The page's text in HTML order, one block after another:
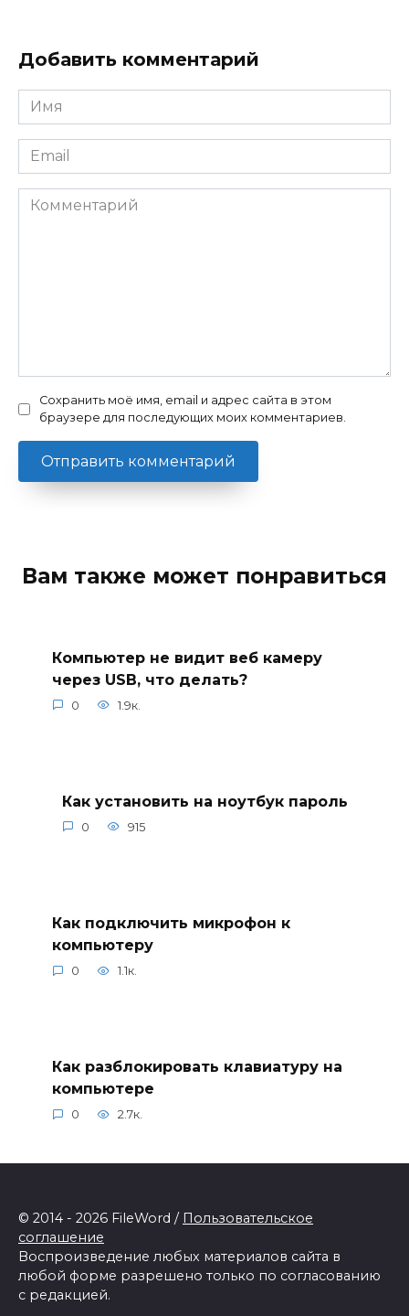
Добавить комментарий
Имя
Email
Комментарий
Сохранить моё имя, email и адрес сайта в этом
браузере для последующих моих комментариев.
Вам также может понравиться
Компьютер не видит веб камеру
через USB, что делать?
0 1.9к.
Как установить на ноутбук пароль
0 915
Как подключить микрофон к
компьютеру
0 1.1к.
Как разблокировать клавиатуру на
компьютере
0 2.7к.
© 2014 - 2026 FileWord / Пользовательское
соглашение
Воспроизведение любых материалов сайта в
любой форме разрешено только по согласованию
с редакцией.